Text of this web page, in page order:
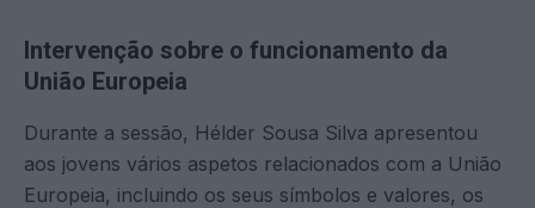
Intervenção sobre o funcionamento da
União Europeia
Durante a sessão, Hélder Sousa Silva apresentou
aos jovens vários aspetos relacionados com a União
Europeia, incluindo os seus símbolos e valores, os